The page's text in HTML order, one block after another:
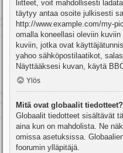
liitteet, voit mahdollisesti
täytyy antaa osoite julkisesti
http://www.example.com/my-
omalla koneellasi oleviin
kuviin, jotka ovat
yahoo sähköpostilaatikot,
Näyttääksesi kuvan, käytä
Ylös
Mitä ovat globaalit tiedotteet?
Globaalit tiedotteet sisältävät
aina kun on mahdolista. Ne
omissa asetuksissa.
foorumin ylläpitäjä.